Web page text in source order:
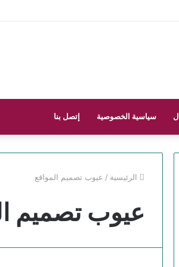
سياسية الخصوصية إتصل بنا
الرئيسية / عيوب تصميم المواقع
عيوب تصميم